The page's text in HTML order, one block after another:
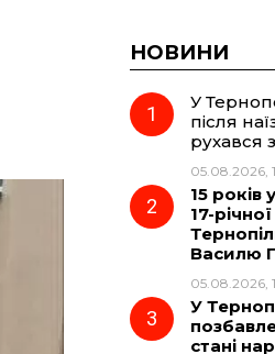
НОВИНИ
У
після
рухався
05.08.2026,
15 років
17-
Василю
05.08.2026,
У
стані